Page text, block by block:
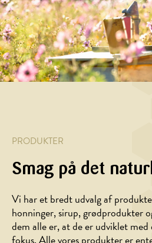
BAGNING,
MORGENMAD
Honningvafler
DESSERT
Bagt
camembert
med
PRODUKTER
Smag på det
Vi har et bredt udvalg af
honninger, sirup, grødprodukter
dem alle er, at de er udviklet